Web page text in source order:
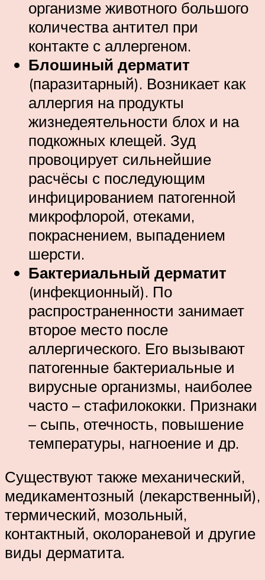
организме животного большого
количества антител при
контакте с аллергеном.
Блошиный дерматит
(паразитарный). Возникает как
аллергия на продукты
жизнедеятельности блох и на
подкожных клещей. Зуд
провоцирует сильнейшие
расчёсы с последующим
инфицированием патогенной
микрофлорой, отеками,
покраснением, выпадением
шерсти.
Бактериальный дерматит
(инфекционный). По
распространенности занимает
второе место после
аллергического. Его вызывают
патогенные бактериальные и
вирусные организмы, наиболее
часто – стафилококки. Признаки
– сыпь, отечность, повышение
температуры, нагноение и др.
Существуют также механический,
медикаментозный (лекарственный),
термический, мозольный,
контактный, околораневой и другие
виды дерматита.